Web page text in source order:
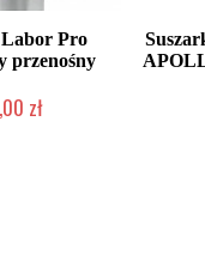
Pro
przenośny
zł